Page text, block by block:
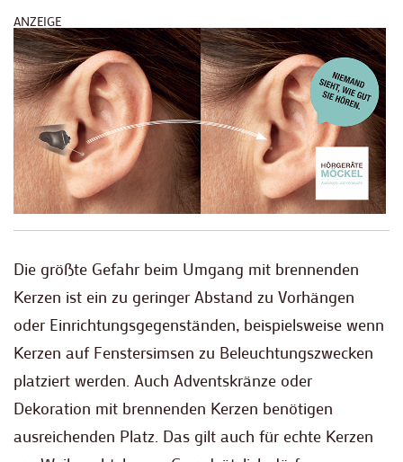
ANZEIGE
Die größte Gefahr beim Umgang mit brennenden
Kerzen ist ein zu geringer Abstand zu Vorhängen
oder Einrichtungsgegenständen, beispielsweise wenn
Kerzen auf Fenstersimsen zu Beleuchtungszwecken
platziert werden. Auch Adventskränze oder
Dekoration mit brennenden Kerzen benötigen
ausreichenden Platz. Das gilt auch für echte Kerzen